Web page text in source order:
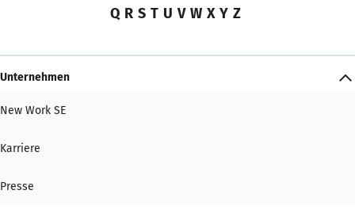
Q R S T U V W X Y Z
Unternehmen
New Work SE
Karriere
Presse